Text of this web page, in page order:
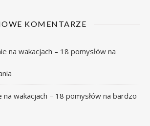
KOMENTARZE
na wakacjach – 18 pomysłów na
na wakacjach – 18 pomysłów na bardzo